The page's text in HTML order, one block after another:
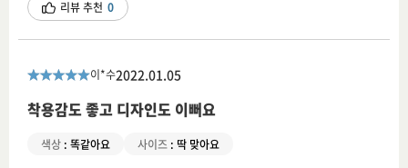
리뷰 추천 0
이*수2022.01.05
착용감도 좋고 디자인도 이뻐요
색상 : 똑같아요 사이즈 : 딱 맞아요